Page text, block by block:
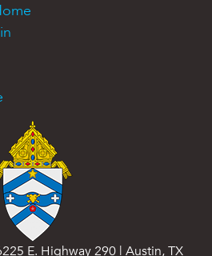
E. Highway 290 | Austin, TX